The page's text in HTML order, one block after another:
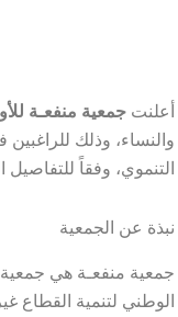
أعلنت جمعية منفعـة
والنساء، وذلك
التنموي، وفقاً للتفاصيل
نبذة عن الجمعية
جمعية منفعـة هي
الوطني لتنمية القطاع